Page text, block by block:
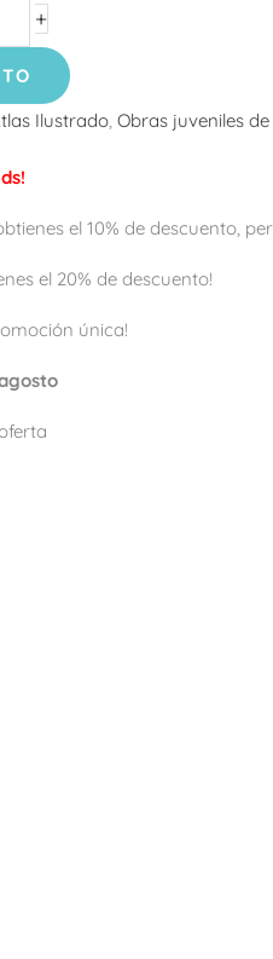
+
Ilustrado Obras juveniles
el 10% de descuento,
el 20% de descuento!
única!